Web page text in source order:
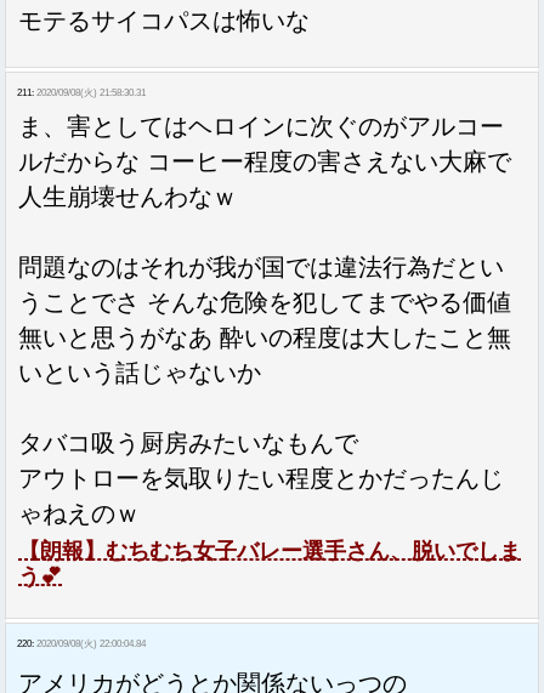
モテるサイコパスは怖いな
211: 2020/09/08(火) 21:58:30.31
ま、害としてはヘロインに次ぐのがアルコー
ルだからな コーヒー程度の害さえない大麻で
人生崩壊せんわなｗ
問題なのはそれが我が国では違法行為だとい
うことでさ そんな危険を犯してまでやる価値
無いと思うがなあ 酔いの程度は大したこと無
いという話じゃないか
タバコ吸う厨房みたいなもんで
アウトローを気取りたい程度とかだったんじ
ゃねえのｗ
【朗報】むちむち女子バレー選手さん、脱いでしま
う💕
220: 2020/09/08(火) 22:00:04.84
アメリカがどうとか関係ないっつの